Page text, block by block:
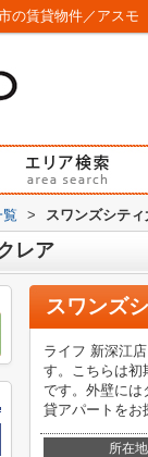
の賃貸物件／アスモ
> スワンズシテ
レア
スワンズ
ライフ 新深江
す。こちらは初
です。外壁には
貸アパートをお
所在地